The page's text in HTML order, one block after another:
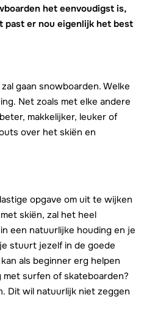
het eenvoudigst is,
past er nou eigenlijk het best
gaan snowboarden. Welke
Net zoals met elke andere
makkelijker, leuker of
over het skiën en
opgave om uit te wijken
skiën, zal het heel
een natuurlijke houding en je
stuurt jezelf in de goede
als beginner erg helpen
surfen of skateboarden?
Dit wil natuurlijk niet zeggen